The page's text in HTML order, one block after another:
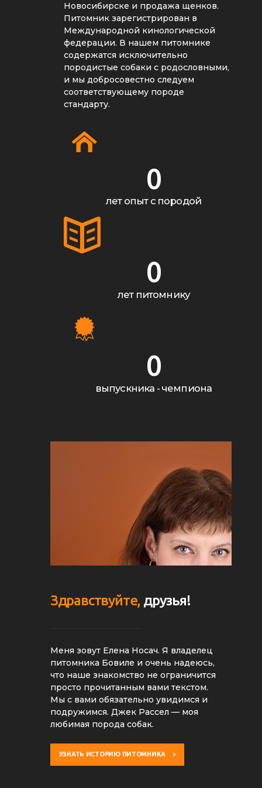
Новосибирске и продажа щенков.
Питомник зарегистрирован в
Международной кинологической
федерации. В нашем питомнике
содержатся исключительно
породистые собаки с родословными,
и мы добросовестно следуем
соответствующему породе
стандарту.
0
лет опыт с породой
0
лет питомнику
0
выпускника - чемпиона
Здравствуйте, друзья!
Меня зовут Елена Носач. Я владелец
питомника Бовиле и очень надеюсь,
что наше знакомство не ограничится
просто прочитанным вами текстом.
Мы с вами обязательно увидимся и
подружимся. Джек Рассел — моя
любимая порода собак.
УЗНАТЬ ИСТОРИЮ ПИТОМНИКА